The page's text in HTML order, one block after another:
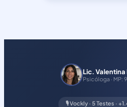
Lic.
Psicóloga · MP:
🎙️ Vockly · 5 Testes ·